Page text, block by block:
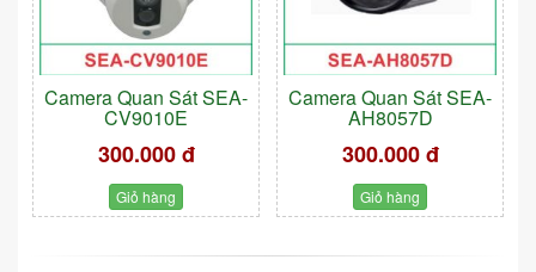
Camera Quan Sát SEA-
CV9010E
300.000 đ
Giỏ hàng
Camera Quan Sát SEA-
AH8057D
300.000 đ
Giỏ hàng